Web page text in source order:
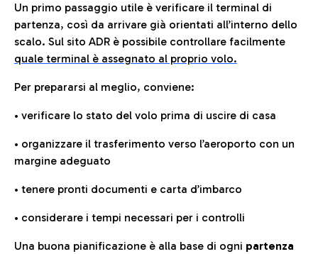
Un primo passaggio utile è verificare il terminal di
partenza, così da arrivare già orientati all’interno dello
scalo. Sul sito ADR è possibile controllare facilmente
quale terminal è assegnato al proprio volo.
Per prepararsi al meglio, conviene:
• verificare lo stato del volo prima di uscire di casa
• organizzare il trasferimento verso l’aeroporto con un
margine adeguato
• tenere pronti documenti e carta d’imbarco
• considerare i tempi necessari per i controlli
Una buona pianificazione è alla base di ogni partenza